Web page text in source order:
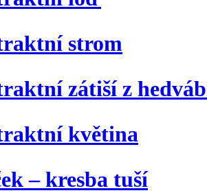
strom
zátiší z
květina
– kresba tuší